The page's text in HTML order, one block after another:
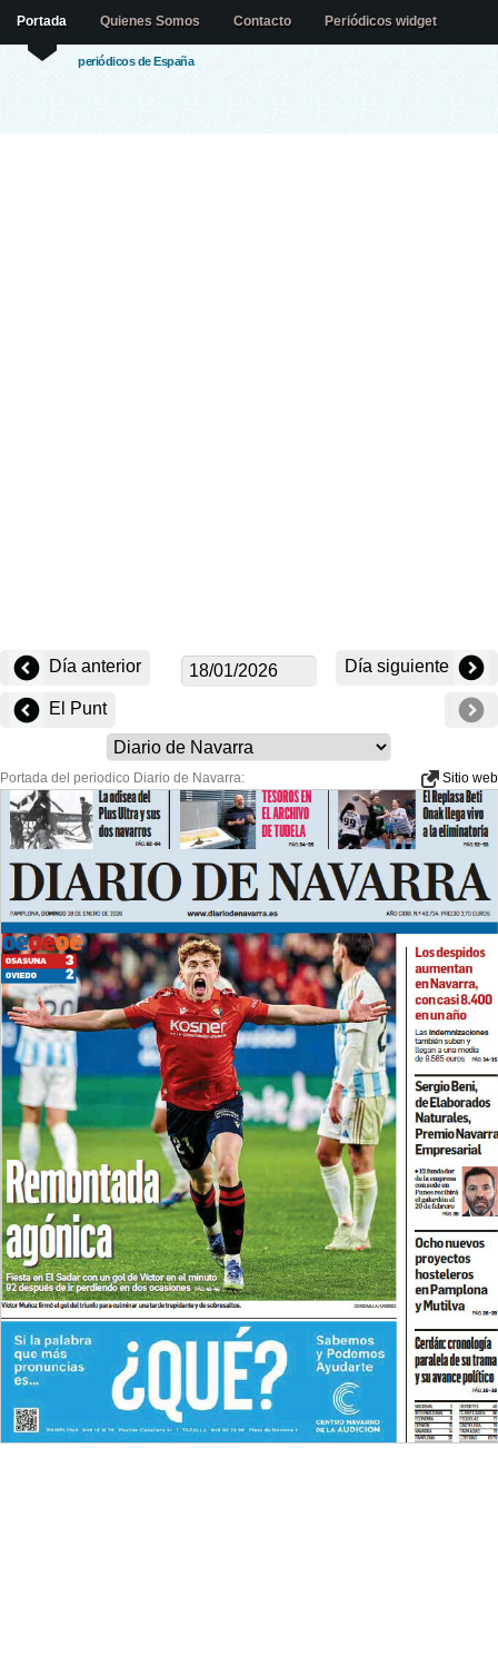
periódicos de España
Portada Quienes Somos Contacto Periódicos widget
Día anterior Día siguiente
El Punt
Portada del periodico Diario de Navarra: Sitio web